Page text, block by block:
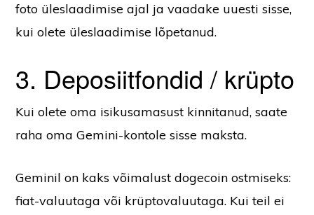
foto üleslaadimise ajal ja vaadake uuesti sisse,
kui olete üleslaadimise lõpetanud.
3. Deposiitfondid / krüpto
Kui olete oma isikusamasust kinnitanud, saate
raha oma Gemini-kontole sisse maksta.
Geminil on kaks võimalust dogecoin ostmiseks:
fiat-valuutaga või krüptovaluutaga. Kui teil ei